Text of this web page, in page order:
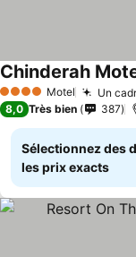
4 Étoiles Motel Un
Chinderah
8,0 Très bien 387
Sélectionnez des
les prix exacts